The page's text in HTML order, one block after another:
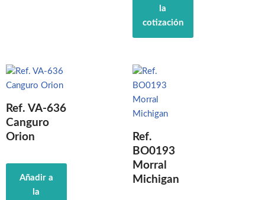
la
cotización
Ref. VA-636
Canguro
Orion
Añadir a
la
Ref.
BO0193
Morral
Michigan